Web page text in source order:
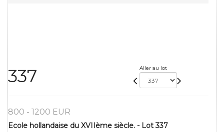
337 Aller au lot
800 - 1200 EUR
Ecole hollandaise du XVIIème siècle. - Lot 337